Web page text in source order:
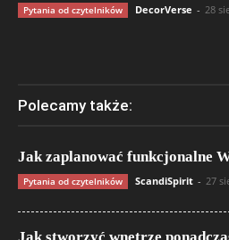
Pytania od czytelników DecorVerse - 28
Polecamy także:
Jak zaplanować funkcjonalne
Pytania od czytelników ScandiSpirit - 27